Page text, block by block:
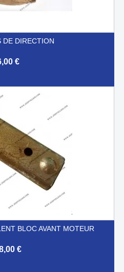
DE DIRECTION
€
BLOC AVANT MOTEUR
€